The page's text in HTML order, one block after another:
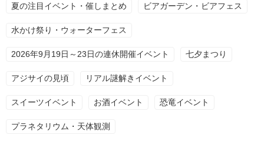
夏の注目イベント・催しまとめ ビアガーデン・ビアフェス
水かけ祭り・ウォーターフェス
2026年9月19日～23日の連休開催イベント 七夕まつり
アジサイの見頃 リアル謎解きイベント
スイーツイベント お酒イベント 恐竜イベント
プラネタリウム・天体観測